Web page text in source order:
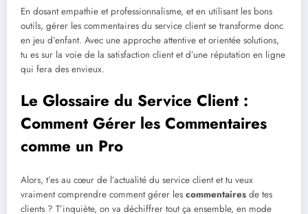
En dosant empathie et professionnalisme, et en utilisant les bons
outils, gérer les commentaires du service client se transforme donc
en jeu d’enfant. Avec une approche attentive et orientée solutions,
tu es sur la voie de la satisfaction client et d’une réputation en ligne
qui fera des envieux.
Le Glossaire du Service Client :
Comment Gérer les Commentaires
comme un Pro
Alors, t’es au cœur de l’actualité du service client et tu veux
vraiment comprendre comment gérer les commentaires de tes
clients ? T’inquiète, on va déchiffrer tout ça ensemble, en mode